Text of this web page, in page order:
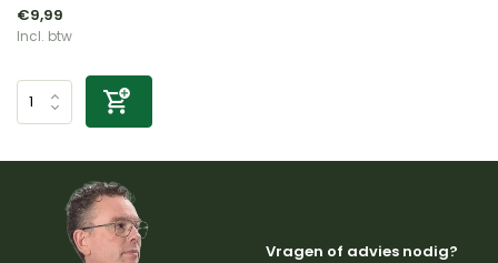
€9,99
Incl. btw
Vragen of advies nodig?